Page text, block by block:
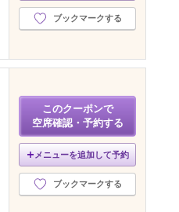
ブックマークする
このクーポンで
空席確認・予約する
メニューを追加して予約
ブックマークする